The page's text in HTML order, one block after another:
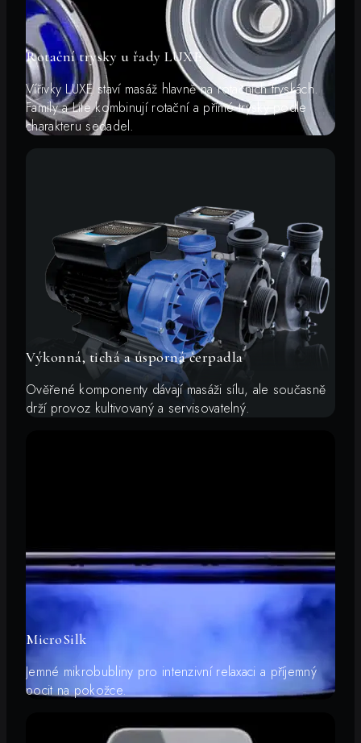
Rotační trysky u řady LUXE
Vířivky LUXE staví masáž hlavně na rotačních tryskách.
Family a Lite kombinují rotační a přímé trysky podle
charakteru sedadel.
Výkonná, tichá a úsporná čerpadla
Ověřené komponenty dávají masáži sílu, ale současně
drží provoz kultivovaný a servisovatelný.
MicroSilk
Jemné mikrobubliny pro intenzivní relaxaci a příjemný
pocit na pokožce.